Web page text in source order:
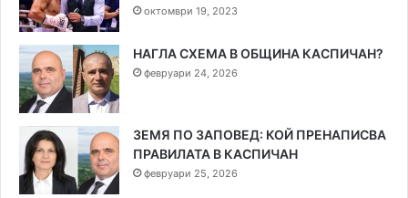
октомври 19, 2023
НАГЛА СХЕМА В ОБЩИНА КАСПИЧАН?
февруари 24, 2026
ЗЕМЯ ПО ЗАПОВЕД: КОЙ ПРЕНАПИСВА
ПРАВИЛАТА В КАСПИЧАН
февруари 25, 2026